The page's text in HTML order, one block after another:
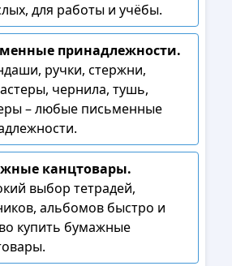
для работы и учёбы.
принадлежности.
ручки, стержни,
чернила, тушь,
– любые письменные
канцтовары.
выбор тетрадей,
альбомов быстро и
купить бумажные